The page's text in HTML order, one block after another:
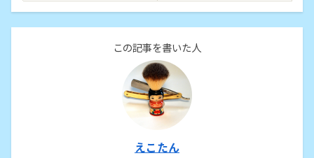
この記事を書いた人
えこたん